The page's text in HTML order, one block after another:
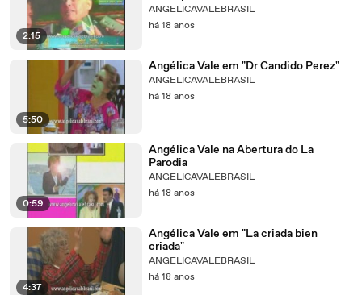
2:15
ANGELICAVALEBRASIL
há 18 anos
5:50
Angélica Vale em "Dr Candido Perez"
ANGELICAVALEBRASIL
há 18 anos
0:59
Angélica Vale na Abertura do La
Parodia
ANGELICAVALEBRASIL
há 18 anos
4:37
Angélica Vale em "La criada bien
criada"
ANGELICAVALEBRASIL
há 18 anos